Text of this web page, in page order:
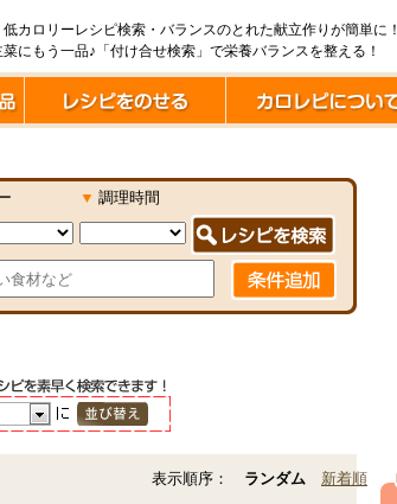
カロリーレシピ検索・バランスのとれた献立作りが簡単に！
にもう一品♪「付け合せ検索」で栄養バランスを整える！
▼ 調理時間
表示順序： ランダム 新着順